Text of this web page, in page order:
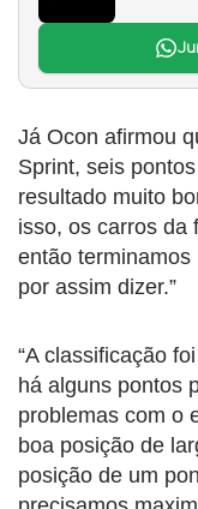
Já Ocon afirmou
Sprint, seis
resultado muito
isso, os carros da
então
por assim dizer.”
“A classificação
há alguns pontos
problemas com o
boa posição de
posição de um